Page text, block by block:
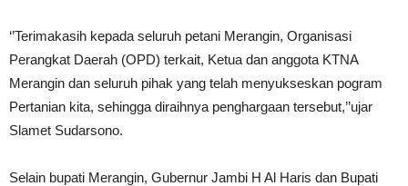
‘’Terimakasih kepada seluruh petani Merangin, Organisasi
Perangkat Daerah (OPD) terkait, Ketua dan anggota KTNA
Merangin dan seluruh pihak yang telah menyukseskan pogram
Pertanian kita, sehingga diraihnya penghargaan tersebut,’’ujar
Slamet Sudarsono.
Selain bupati Merangin, Gubernur Jambi H Al Haris dan Bupati